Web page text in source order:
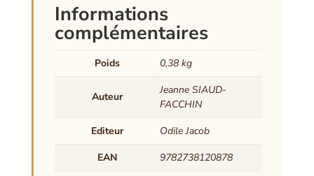
Informations
complémentaires
Poids 0,38 kg
Auteur
Jeanne SIAUD-
FACCHIN
Editeur
Odile Jacob
EAN
9782738120878